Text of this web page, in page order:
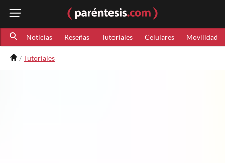
Noticias Reseñas Tutoriales Celulares Movilidad
Tutoriales